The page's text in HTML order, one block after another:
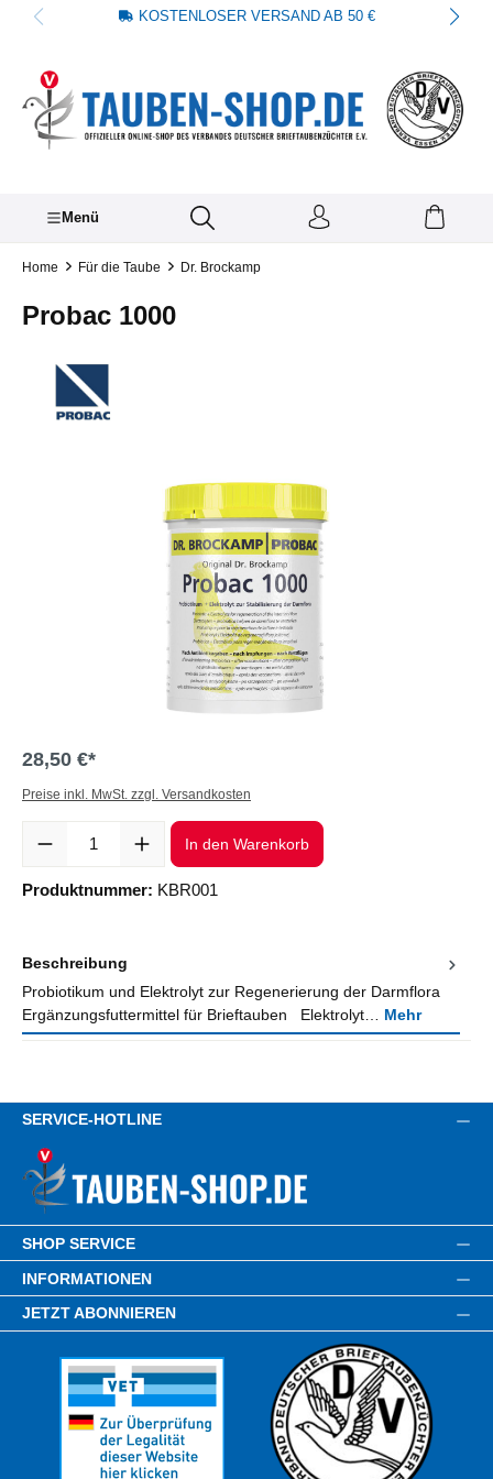
springen KOSTENLOSER VERSAND AB 50 €
Menü
Home Für die Taube Dr. Brockamp
Probac 1000
Bildergalerie überspringen
28,50 €*
Preise inkl. MwSt. zzgl. Versandkosten
Produkt Anzahl: Gib den gewünschten Wert ein oder benutze die
In den Warenkorb
Produktnummer: KBR001
Beschreibung
Probiotikum und Elektrolyt zur Regenerierung der Darmflora
Ergänzungsfuttermittel für Brieftauben Elektrolyt… Mehr
SERVICE-HOTLINE
SHOP SERVICE
INFORMATIONEN
JETZT ABONNIEREN